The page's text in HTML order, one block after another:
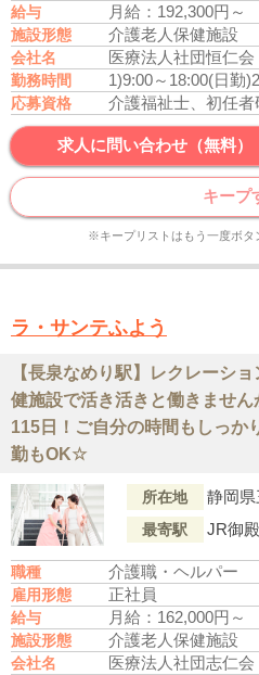
給与 月給：192,300円～
施設形態 介護老人保健施設
会社名 医療法人社団恒仁会
勤務時間 1)9:00～18:00(日勤)
応募資格
求人に問い合わせ（無料）
キープ
※キープリストはもう一度ボタ
ラ・サンテふよう
【長泉なめり駅】レクレーシ
健施設で活き活きと働きませ
115日！ご自分の時間もしっ
勤もOK☆
所在地 静岡県
最寄駅
職種 介護職・ヘルパー
雇用形態 正社員
給与 月給：162,000円～
施設形態 介護老人保健施設
会社名 医療法人社団志仁会